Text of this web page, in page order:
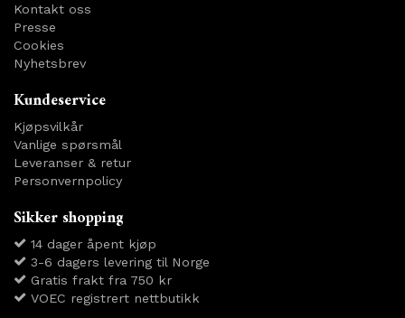
Kontakt oss
Presse
Cookies
Nyhetsbrev
Kundeservice
Kjøpsvilkår
Vanlige spørsmål
Leveranser & retur
Personvernpolicy
Sikker shopping
14 dager åpent kjøp
3-6 dagers levering til Norge
Gratis frakt fra 750 kr
VOEC registrert nettbutikk